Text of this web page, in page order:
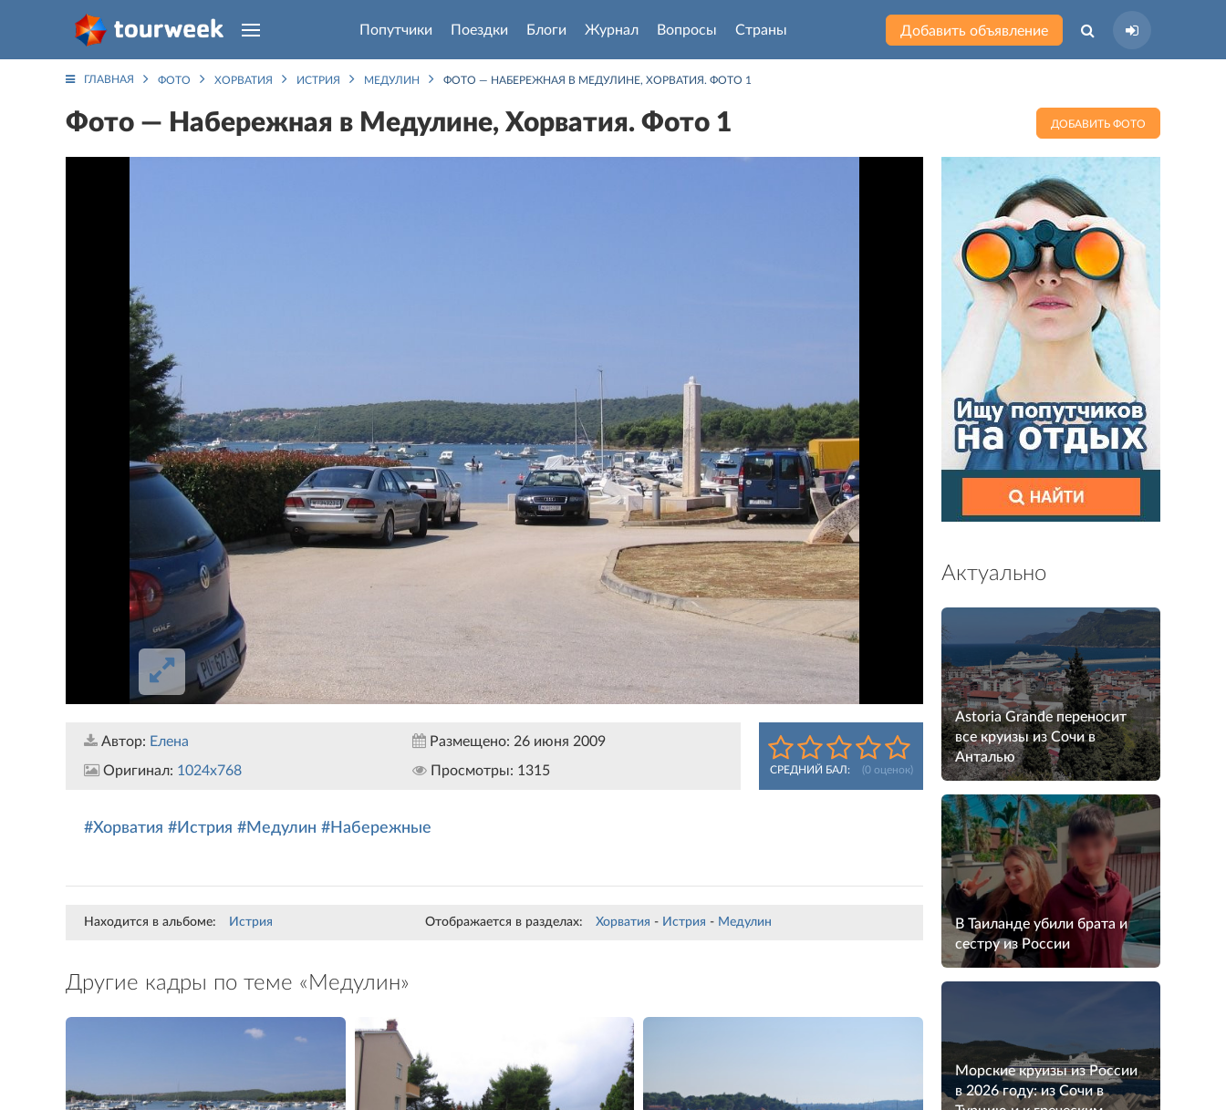
Попутчики Поездки Блоги Журнал Вопросы Страны Добавить объявление
ГЛАВНАЯ ФОТО ХОРВАТИЯ ИСТРИЯ МЕДУЛИН ФОТО — НАБЕРЕЖНАЯ В МЕДУЛИНЕ, ХОРВАТИЯ. ФОТО 1
Фото — Набережная в Медулине, Хорватия. Фото 1 ДОБАВИТЬ ФОТО
Автор: Елена
Оригинал: 1024x768
Размещено: 26 июня 2009
Просмотры: 1315 СРЕДНИЙ БАЛ: (0оценок)
#Хорватия #Истрия #Медулин #Набережные
Находится в альбоме: Истрия Отображается в разделах: Хорватия - Истрия - Медулин
Другие кадры по теме «Медулин»
Актуально
Astoria Grande переносит
все круизы из Сочи в
Анталью
В Таиланде убили брата и
сестру из России
Морские круизы из России
в 2026 году: из Сочи в